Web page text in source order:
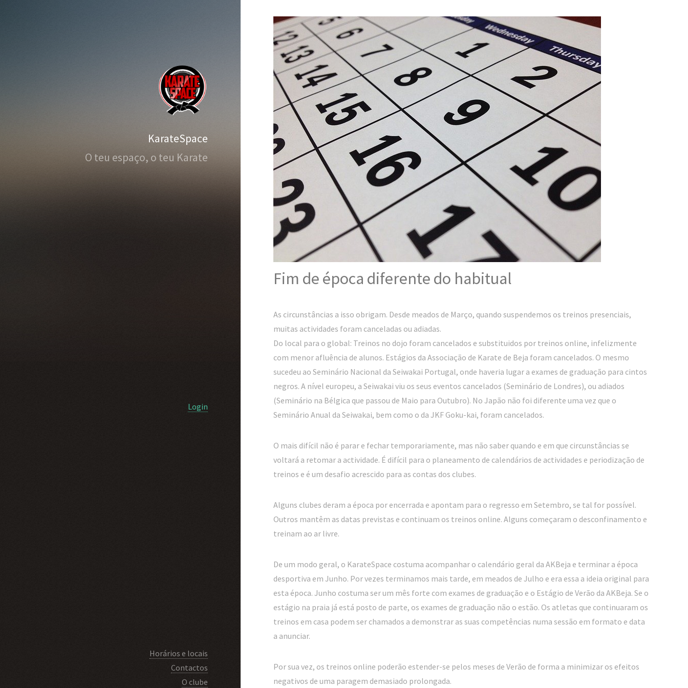
KarateSpace
O teu espaço, o teu Karate
Login
Horários e locais
Contactos
O clube
Fim de época diferente do habitual
As circunstâncias a isso obrigam. Desde meados de Março, quando suspendemos os treinos presenciais,
muitas actividades foram canceladas ou adiadas.
Do local para o global: Treinos no dojo foram cancelados e substituidos por treinos online, infelizmente
com menor afluência de alunos. Estágios da Associação de Karate de Beja foram cancelados. O mesmo
sucedeu ao Seminário Nacional da Seiwakai Portugal, onde haveria lugar a exames de graduação para cintos
negros. A nível europeu, a Seiwakai viu os seus eventos cancelados (Seminário de Londres), ou adiados
(Seminário na Bélgica que passou de Maio para Outubro). No Japão não foi diferente uma vez que o
Seminário Anual da Seiwakai, bem como o da JKF Goku-kai, foram cancelados.
O mais difícil não é parar e fechar temporariamente, mas não saber quando e em que circunstâncias se
voltará a retomar a actividade. É difícil para o planeamento de calendários de actividades e periodização de
treinos e é um desafio acrescido para as contas dos clubes.
Alguns clubes deram a época por encerrada e apontam para o regresso em Setembro, se tal for possível.
Outros mantêm as datas previstas e continuam os treinos online. Alguns começaram o desconfinamento e
treinam ao ar livre.
De um modo geral, o KarateSpace costuma acompanhar o calendário geral da AKBeja e terminar a época
desportiva em Junho. Por vezes terminamos mais tarde, em meados de Julho e era essa a ideia original para
esta época. Junho costuma ser um mês forte com exames de graduação e o Estágio de Verão da AKBeja. Se o
estágio na praia já está posto de parte, os exames de graduação não o estão. Os atletas que continuaram os
treinos em casa podem ser chamados a demonstrar as suas competências numa sessão em formato e data
a anunciar.
Por sua vez, os treinos online poderão estender-se pelos meses de Verão de forma a minimizar os efeitos
negativos de uma paragem demasiado prolongada.